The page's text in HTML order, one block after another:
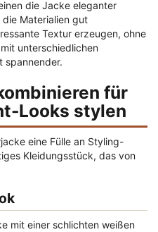
die Jacke eleganter
Materialien gut
Textur erzeugen, ohne
unterschiedlichen
spannender.
für
Looks stylen
eine Fülle an Styling-
Kleidungsstück, das von
mit einer schlichten weißen